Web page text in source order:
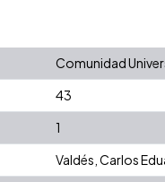
Comunidad
43
1
Valdés, Carlos